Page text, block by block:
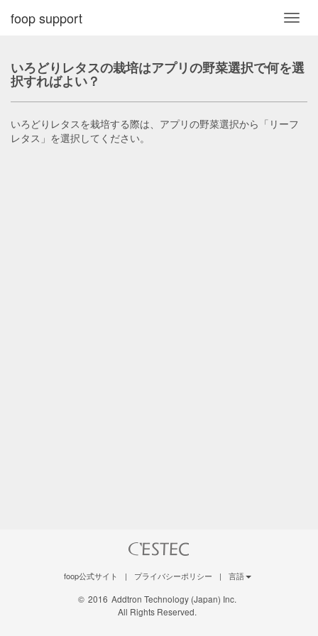
foop support
いろどりレタスの栽培はアプリの野菜選択で何を選
択すればよい？
いろどりレタスを栽培する際は、アプリの野菜選択から「リーフ
レタス」を選択してください。
foop公式サイト | プライバシーポリシー | 言語
© 2016 Addtron Technology (Japan) Inc.
All Rights Reserved.